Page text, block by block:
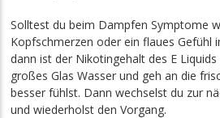
Solltest du beim Dampfen Symptome
Kopfschmerzen oder ein flaues Gefühl
dann ist der Nikotingehalt des E Liquids
großes Glas Wasser und geh an die
besser fühlst. Dann wechselst du zur
und wiederholst den Vorgang.